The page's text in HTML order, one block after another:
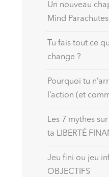
Un nouveau
Mind Parachutes
Tu fais tout ce
change ?
Pourquoi tu
l’action (et
Les 7 mythes
ta LIBERTÉ
Jeu fini ou jeu
OBJECTIFS